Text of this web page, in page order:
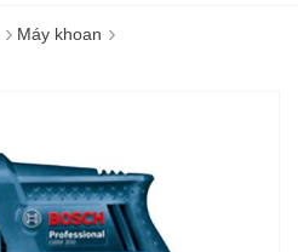
› Máy khoan ›